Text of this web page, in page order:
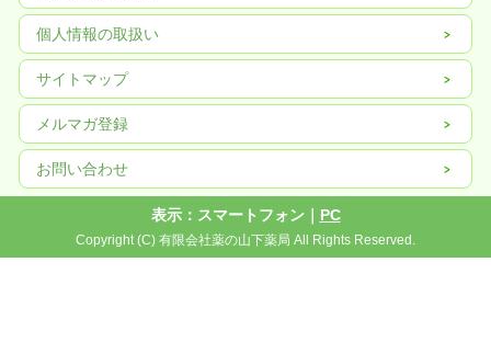
個人情報の取扱い
サイトマップ
メルマガ登録
お問い合わせ
表示：スマートフォン｜ PC
Copyright (C) 有限会社薬の山下薬局 All Rights Reserved.